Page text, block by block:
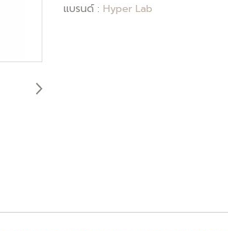
แบรนด์ : Hyper Lab